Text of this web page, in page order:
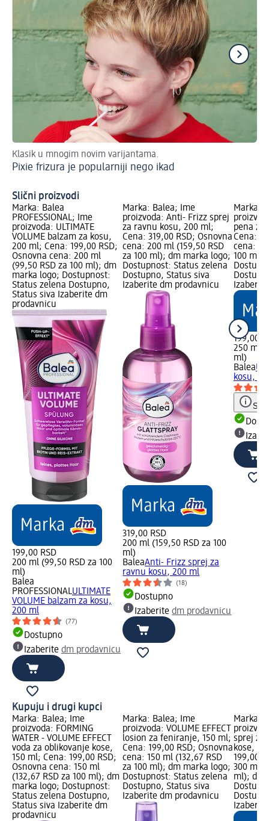
Klasik u mnogim novim varijantama.
Pixie frizura je popularniji nego ikad
Slični proizvodi
Marka: Balea
PROFESSIONAL; Ime
proizvoda: ULTIMATE
VOLUME balzam za kosu,
200 ml; Cena: 199,00 RSD;
Osnovna cena: 200 ml
(99,50 RSD za 100 ml); dm
marka logo; Dostupnost:
Status zelena Dostupno,
Status siva Izaberite dm
prodavnicu
199,00 RSD
200 ml (99,50 RSD za 100
ml)
Balea
PROFESSIONALULTIMATE
VOLUME balzam za kosu,
200 ml
(77)
Dostupno
Izaberite dm prodavnicu
Marka: Balea; Ime
proizvoda: Anti- Frizz sprej
za ravnu kosu, 200 ml;
Cena: 319,00 RSD; Osnovna
cena: 200 ml (159,50 RSD
za 100 ml); dm marka logo;
Dostupnost: Status zelena
Dostupno, Status siva
Izaberite dm prodavnicu
319,00 RSD
200 ml (159,50 RSD za 100
ml)
BaleaAnti- Frizz sprej za
ravnu kosu, 200 ml
(18)
Dostupno
Izaberitedm prodavnicu
Marka:
pena za
Cena:
cena:
100 ml);
199,00
250 ml
ml)
Balea
kosu,
Kupuju i drugi kupci
Marka: Balea; Ime
proizvoda: FORMING
WATER - VOLUME EFFECT
voda za oblikovanje kose,
150 ml; Cena: 199,00 RSD;
Osnovna cena: 150 ml
(132,67 RSD za 100 ml); dm
marka logo; Dostupnost:
Status zelena Dostupno,
Status siva Izaberite dm
prodavnicu
Marka: Balea; Ime
proizvoda: VOLUME EFFECT
losion za feniranje, 150 ml;
Cena: 199,00 RSD; Osnovna
cena: 150 ml (132,67 RSD
za 100 ml); dm marka logo;
Dostupnost: Status zelena
Dostupno, Status siva
Izaberite dm prodavnicu
Marka:
sprej za
kose,
199,00
300 ml
ml); dm